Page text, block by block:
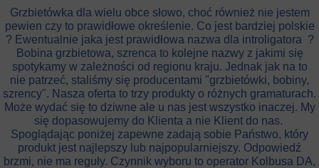
Grzbietówka dla wielu obce słowo, choć również nie jestem
pewien czy to prawidłowe określenie. Co jest bardziej polskie
? Ewentualnie jaka jest prawidłowa nazwa dla introligatora ?
Bobina grzbietowa, szrenca to kolejne nazwy z jakimi się
spotykamy w zależności od regionu kraju. Jednak jak na to
nie patrzeć, staliśmy się producentami "grzbietówki, bobiny,
szrency". Nasza oferta to trzy produkty o różnych gramaturach.
Może wydać się to dziwne ale u nas jest wszystko inaczej. My
się dopasowujemy do Klienta a nie Klient do nas.
Spoglądając poniżej zapewne zadają sobie Państwo, który
produkt jest najlepszy lub najpopularniejszy. Odpowiedź
brzmi, nie ma reguły. Czynnik wyboru to operator Kolbusa DA,